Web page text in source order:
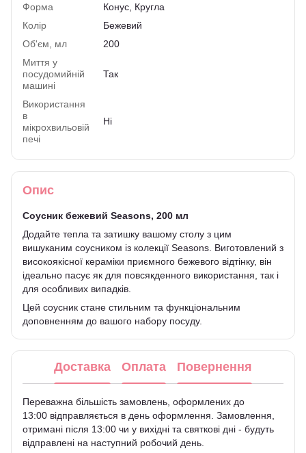
Форма
Конус, Кругла
Колір
Бежевий
Об'єм, мл
200
Миття у
посудомийній
машині
Так
Використання
в
мікрохвильовій
печі
Ні
Опис
Соусник бежевий Seasons, 200 мл
Додайте тепла та затишку вашому столу з цим
вишуканим соусником із колекції Seasons. Виготовлений з
високоякісної кераміки приємного бежевого відтінку, він
ідеально пасує як для повсякденного використання, так і
для особливих випадків.
Цей соусник стане стильним та функціональним
доповненням до вашого набору посуду.
Доставка Оплата Повернення
Переважна більшість замовлень, оформлених до
13:00 відправляється в день оформлення. Замовлення,
отримані після 13:00 чи у вихідні та святкові дні - будуть
відправлені на наступний робочий день.